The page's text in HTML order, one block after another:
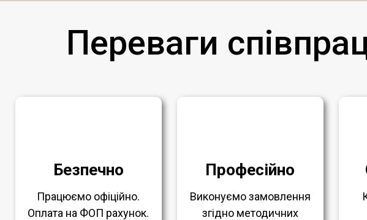
Переваги
Безпечно
Працюємо офіційно.
Оплата на ФОП рахунок.
Професійно
Виконуємо замовлення
згідно методичних